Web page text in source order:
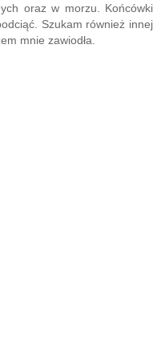
oraz w morzu. Końcówki
Szukam również innej
mnie zawiodła.